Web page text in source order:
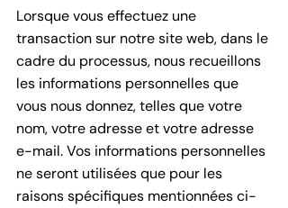
Lorsque vous effectuez une
transaction sur notre site web, dans le
cadre du processus, nous recueillons
les informations personnelles que
vous nous donnez, telles que votre
nom, votre adresse et votre adresse
e-mail. Vos informations personnelles
ne seront utilisées que pour les
raisons spécifiques mentionnées ci-